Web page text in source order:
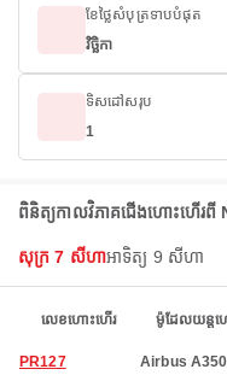
ខែថ្លៃសំបុត្រទាបបំផុត
វិច្ឆិកា
ទិសដៅសរុប
1
ពិនិត្យកាលវិភាគជើងហោះហើរ
សុក្រ 7 សីហាអាទិត្យ 9 សីហា
លេខហោះហើរ ម៉ូដែលយន្តហ
PR127 Airbus A350